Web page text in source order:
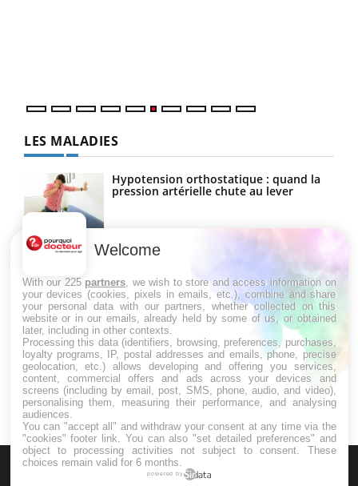
LES MALADIES
Hypotension orthostatique : quand la
pression artérielle chute au lever
Drépanocytose : une déformation des
globules rouges aux conséquences
Maladie de Charcot (Sclérose latérale
amyotrophique)
Welcome
With our 225 partners , we wish to store and access information on
your devices (cookies, pixels in emails, etc.), combine and share
your personal data with our partners, whether collected on this
website or in our emails, already held by some of us, or obtained
later, including in other contexts.
Processing this data (identifiers, browsing, preferences, purchases,
loyalty programs, IP, postal addresses and emails, phone, precise
geolocation, etc.) allows developing and offering you services,
content, commercial offers and ads across your devices and
screens (including by email, post, SMS, phone, audio, and video),
personalising them, measuring their performance, and analysing
audiences.
You can "accept all" and withdraw your consent at any time via the
"cookies" footer link . You can also "set detailed preferences" and
object to processing activities not subject to consent. These
choices remain valid for 6 months.
powered by